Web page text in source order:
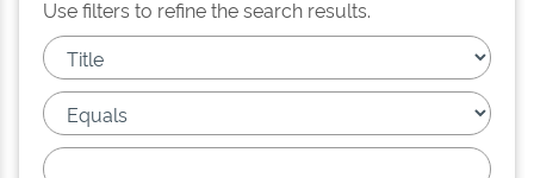
Use filters to refine the search results.